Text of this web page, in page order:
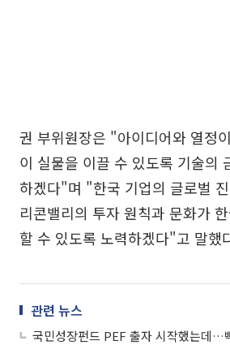
권 부위원장은 "아이디어와 열정
이 실물을 이끌 수 있도록 기술의
하겠다"며 "한국 기업의 글로벌
리콘밸리의 투자 원칙과 문화가
할 수 있도록 노력하겠다"고 말했
관련 뉴스
국민성장펀드 PEF 출자 시작했는데…